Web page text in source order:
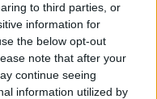
to third parties, or
information for
the below opt-out
note that after your
continue seeing
information utilized by